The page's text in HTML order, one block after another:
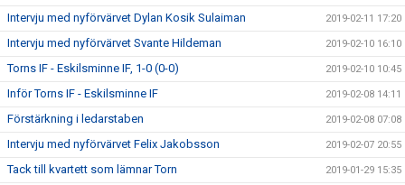
Intervju med nyförvärvet Dylan Kosik Sulaiman 2019-02-11 17:20
Intervju med nyförvärvet Svante Hildeman 2019-02-10 16:10
Torns IF - Eskilsminne IF, 1-0 (0-0) 2019-02-10 10:45
Inför Torns IF - Eskilsminne IF 2019-02-08 14:11
Förstärkning i ledarstaben 2019-02-08 07:08
Intervju med nyförvärvet Felix Jakobsson 2019-02-07 20:55
Tack till kvartett som lämnar Torn 2019-01-29 15:35